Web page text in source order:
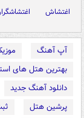
اغتشاش
آپ آهنگ
بهترین هتل های
دانلود آهنگ جدید
پرشین هتل